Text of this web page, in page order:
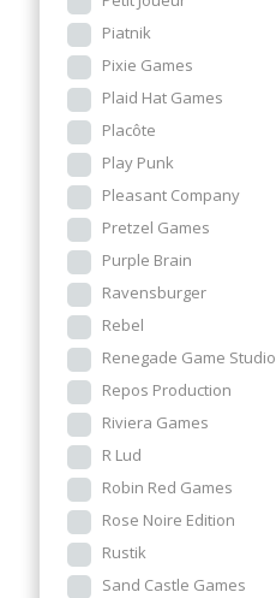
Piatnik
Pixie Games
Plaid Hat Games
Placôte
Play Punk
Pleasant Company
Pretzel Games
Purple Brain
Ravensburger
Rebel
Renegade Game Studio
Repos Production
Riviera Games
R Lud
Robin Red Games
Rose Noire Edition
Rustik
Sand Castle Games